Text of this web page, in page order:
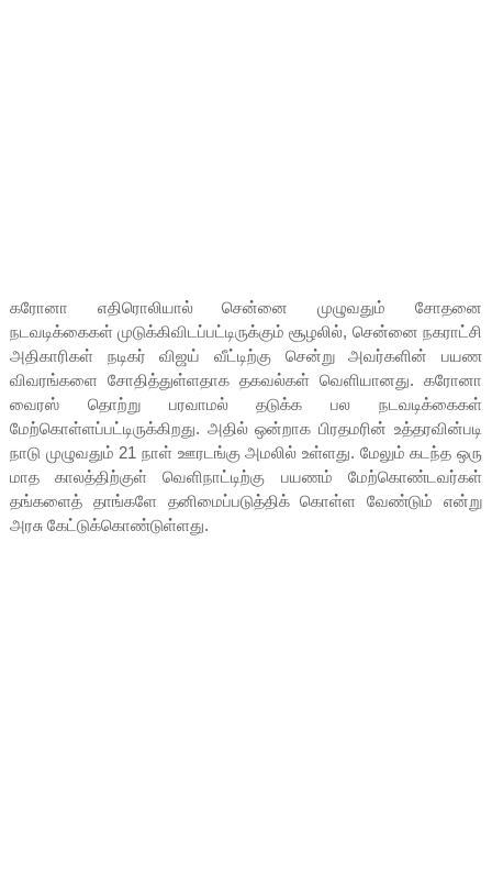
கரோனா எதிரொலியால் சென்னை முழுவதும் சோதனை
நடவடிக்கைகள் முடுக்கிவிடப்பட்டிருக்கும் சூழலில், சென்னை நகராட்சி
அதிகாரிகள் நடிகர் விஜய் வீட்டிற்கு சென்று அவர்களின் பயண
விவரங்களை சோதித்துள்ளதாக தகவல்கள் வெளியானது. கரோனா
வைரஸ் தொற்று பரவாமல் தடுக்க பல நடவடிக்கைகள்
மேற்கொள்ளப்பட்டிருக்கிறது. அதில் ஒன்றாக பிரதமரின் உத்தரவின்படி
நாடு முழுவதும் 21 நாள் ஊரடங்கு அமலில் உள்ளது. மேலும் கடந்த ஒரு
மாத காலத்திற்குள் வெளிநாட்டிற்கு பயணம் மேற்கொண்டவர்கள்
தங்களைத் தாங்களே தனிமைப்படுத்திக் கொள்ள வேண்டும் என்று
அரசு கேட்டுக்கொண்டுள்ளது.